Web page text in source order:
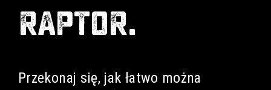
RAPTOR.
Przekonaj się, jak łatwo można